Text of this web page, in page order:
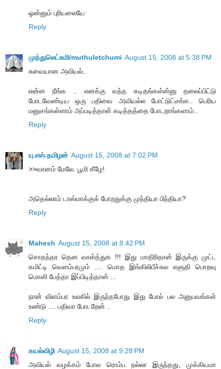
ஒன்னும் புரியலையே
Reply
முத்துலெட்சுமி/muthuletchumi August 15, 2008 at 5:38 PM
சுவையான அவியல்..
என்ன நீங்க .. எனக்கு வந்த கடிதங்கள்ன்னு தலைப்பிட்டு
போடவேண்டிய ஒரு பதிவை அவியல்ல போட்டுட்டீங்க.. பெரிய
மனுசங்கள்ளாம் அப்படித்தான் கடித்தத்தை போடறாங்களாம்..
Reply
யு.எஸ்.தமிழன் August 15, 2008 at 7:02 PM
>>வானம் மேலே. பூமி கீழே!
அதெல்லாம் டாஸ்மாக்குக் போறதுக்கு முந்தியா பிந்தியா?
Reply
Mahesh August 15, 2008 at 8:42 PM
சொதந்தர தென வாள்த்துக !!! இது மாதிரிதான் இருக்கு முட்ட
கமிட்டி வெளம்பரமும் .... மொத இங்கிலிபீச்சுல எளுதி பொறவு
மொளி பேத்தா இப்பிடித்தான் ...
நான் விளம்பர உலகில் இருந்தபோது இது போல் பல அனுபவங்கள்
உண்டு .... பதிவா போடறேன் ..
Reply
கயல்விழி August 15, 2008 at 9:28 PM
அவியல் வழக்கம் போல ரொம்ப நல்லா இருந்தது, முக்கியமா